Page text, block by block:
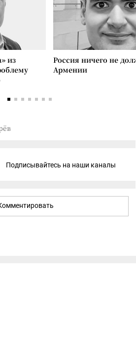
из
Россия ничего не
Армении
Подписывайтесь на наши каналы